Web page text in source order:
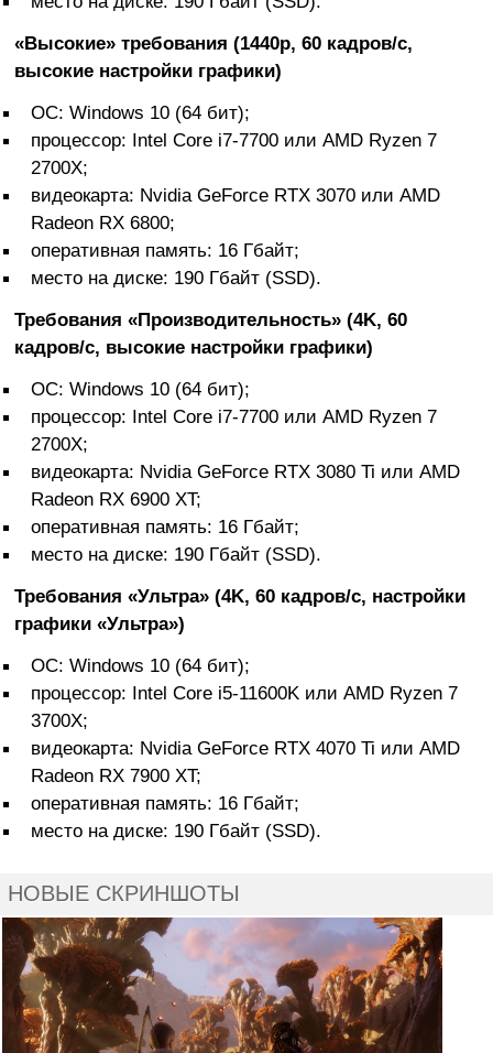
«Высокие» требования (1440p, 60 кадров/с,
высокие настройки графики)
ОС: Windows 10 (64 бит);
процессор: Intel Core i7-7700 или AMD Ryzen 7
2700X;
видеокарта: Nvidia GeForce RTX 3070 или AMD
Radeon RX 6800;
оперативная память: 16 Гбайт;
место на диске: 190 Гбайт (SSD).
Требования «Производительность» (4K, 60
кадров/с, высокие настройки графики)
ОС: Windows 10 (64 бит);
процессор: Intel Core i7-7700 или AMD Ryzen 7
2700X;
видеокарта: Nvidia GeForce RTX 3080 Ti или AMD
Radeon RX 6900 XT;
оперативная память: 16 Гбайт;
место на диске: 190 Гбайт (SSD).
Требования «Ультра» (4K, 60 кадров/с, настройки
графики «Ультра»)
ОС: Windows 10 (64 бит);
процессор: Intel Core i5-11600K или AMD Ryzen 7
3700X;
видеокарта: Nvidia GeForce RTX 4070 Ti или AMD
Radeon RX 7900 XT;
оперативная память: 16 Гбайт;
место на диске: 190 Гбайт (SSD).
НОВЫЕ СКРИНШОТЫ